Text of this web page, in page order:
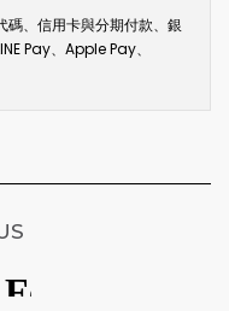
碼、信用卡與分期付款、銀
Pay、Apple Pay、